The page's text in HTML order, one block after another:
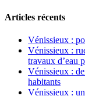
Articles récents
Vénissieux :
Vénissieux :
travaux d’eau
Vénissieux :
habitants
Vénissieux :